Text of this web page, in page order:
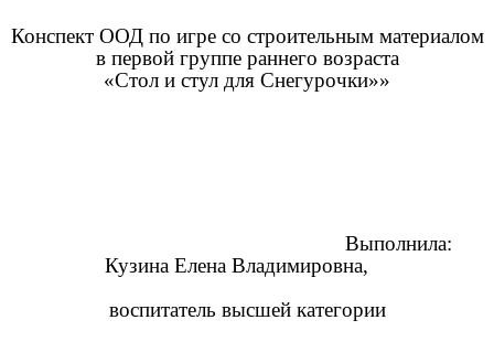
Конспект ООД по игре со строительным материалом
в первой группе раннего возраста
«Стол и стул для Снегурочки»»
Выполнила:
Кузина Елена Владимировна,
воспитатель высшей категории